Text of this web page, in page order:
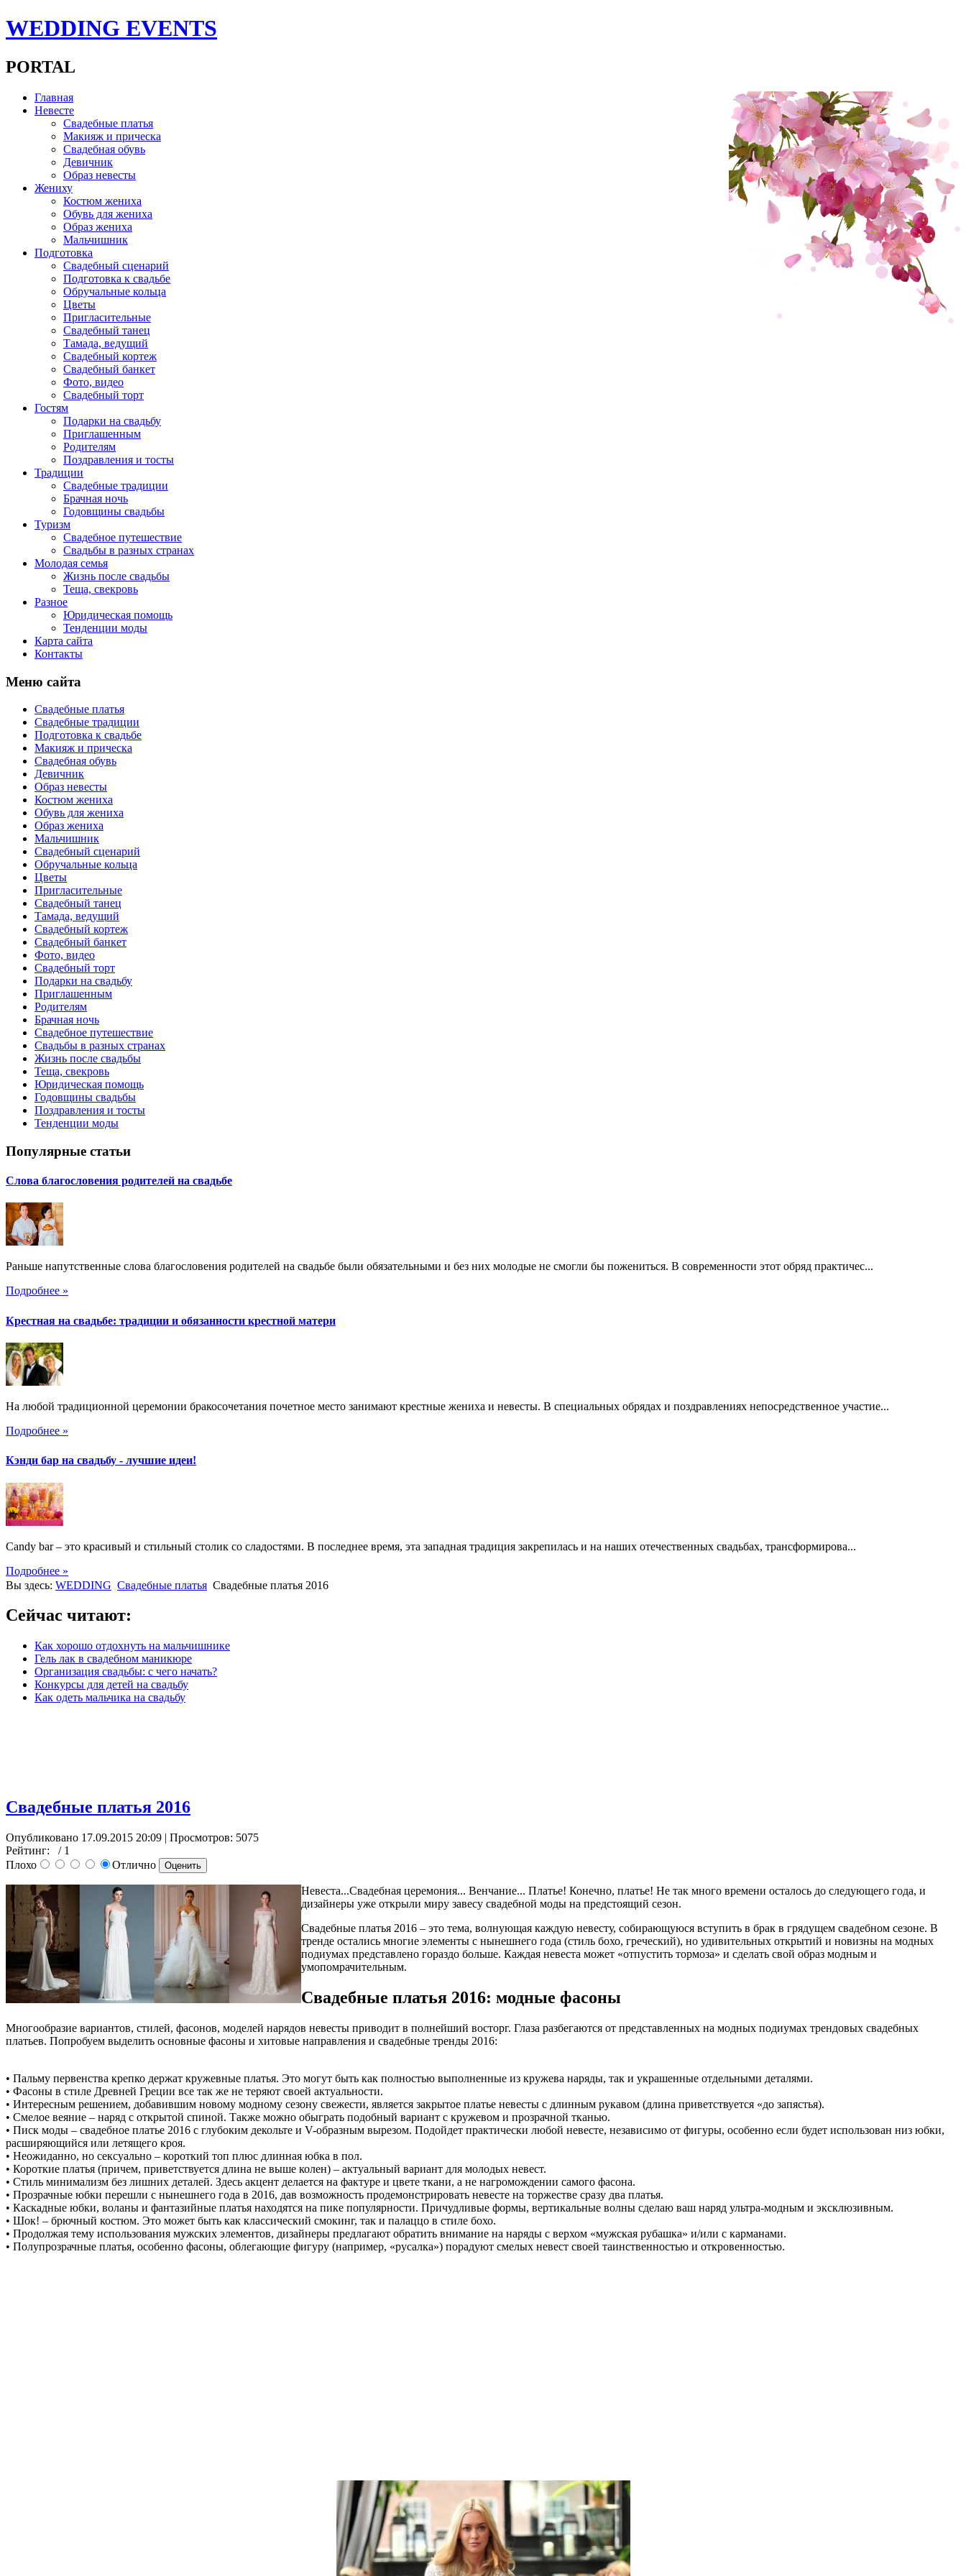
WEDDING EVENTS
PORTAL
Главная
Невесте
Свадебные платья
Макияж и прическа
Свадебная обувь
Девичник
Образ невесты
Жениху
Костюм жениха
Обувь для жениха
Образ жениха
Мальчишник
Подготовка
Свадебный сценарий
Подготовка к свадьбе
Обручальные кольца
Цветы
Пригласительные
Свадебный танец
Тамада, ведущий
Свадебный кортеж
Свадебный банкет
Фото, видео
Свадебный торт
Гостям
Подарки на свадьбу
Приглашенным
Родителям
Поздравления и тосты
Традиции
Свадебные традиции
Брачная ночь
Годовщины свадьбы
Туризм
Свадебное путешествие
Свадьбы в разных странах
Молодая семья
Жизнь после свадьбы
Теща, свекровь
Разное
Юридическая помощь
Тенденции моды
Карта сайта
Контакты
Меню сайта
Свадебные платья
Свадебные традиции
Подготовка к свадьбе
Макияж и прическа
Свадебная обувь
Девичник
Образ невесты
Костюм жениха
Обувь для жениха
Образ жениха
Мальчишник
Свадебный сценарий
Обручальные кольца
Цветы
Пригласительные
Свадебный танец
Тамада, ведущий
Свадебный кортеж
Свадебный банкет
Фото, видео
Свадебный торт
Подарки на свадьбу
Приглашенным
Родителям
Брачная ночь
Свадебное путешествие
Свадьбы в разных странах
Жизнь после свадьбы
Теща, свекровь
Юридическая помощь
Годовщины свадьбы
Поздравления и тосты
Тенденции моды
Популярные статьи
Слова благословения родителей на свадьбе
Раньше напутственные слова благословения родителей на свадьбе были обязательными и без них молодые не смогли бы пожениться. В современности этот обряд практичес...
Подробнее »
Крестная на свадьбе: традиции и обязанности крестной матери
На любой традиционной церемонии бракосочетания почетное место занимают крестные жениха и невесты. В специальных обрядах и поздравлениях непосредственное участие...
Подробнее »
Кэнди бар на свадьбу - лучшие идеи!
Candy bar – это красивый и стильный столик со сладостями. В последнее время, эта западная традиция закрепилась и на наших отечественных свадьбах, трансформирова...
Подробнее »
Вы здесь: WEDDING Свадебные платья Свадебные платья 2016
Сейчас читают:
Как хорошо отдохнуть на мальчишнике
Гель лак в свадебном маникюре
Организация свадьбы: с чего начать?
Конкурсы для детей на свадьбу
Как одеть мальчика на свадьбу
Свадебные платья 2016
Опубликовано 17.09.2015 20:09 | Просмотров: 5075
Рейтинг:
/ 1
Плохо
Отлично
Невеста...Свадебная церемония... Венчание... Платье! Конечно, платье! Не так много времени осталось до следующего года, и
дизайнеры уже открыли миру завесу свадебной моды на предстоящий сезон.
Свадебные платья 2016 – это тема, волнующая каждую невесту, собирающуюся вступить в брак в грядущем свадебном сезоне. В
тренде остались многие элементы с нынешнего года (стиль бохо, греческий), но удивительных открытий и новизны на модных
подиумах представлено гораздо больше. Каждая невеста может «отпустить тормоза» и сделать свой образ модным и
умопомрачительным.
Свадебные платья 2016: модные фасоны
Многообразие вариантов, стилей, фасонов, моделей нарядов невесты приводит в полнейший восторг. Глаза разбегаются от представленных на модных подиумах трендовых свадебных
платьев. Попробуем выделить основные фасоны и хитовые направления и свадебные тренды 2016:
• Пальму первенства крепко держат кружевные платья. Это могут быть как полностью выполненные из кружева наряды, так и украшенные отдельными деталями.
• Фасоны в стиле Древней Греции все так же не теряют своей актуальности.
• Интересным решением, добавившим новому модному сезону свежести, является закрытое платье невесты с длинным рукавом (длина приветствуется «до запястья).
• Смелое веяние – наряд с открытой спиной. Также можно обыграть подобный вариант с кружевом и прозрачной тканью.
• Писк моды – свадебное платье 2016 с глубоким декольте и V-образным вырезом. Подойдет практически любой невесте, независимо от фигуры, особенно если будет использован низ юбки,
расширяющийся или летящего кроя.
• Неожиданно, но сексуально – короткий топ плюс длинная юбка в пол.
• Короткие платья (причем, приветствуется длина не выше колен) – актуальный вариант для молодых невест.
• Стиль минимализм без лишних деталей. Здесь акцент делается на фактуре и цвете ткани, а не нагромождении самого фасона.
• Прозрачные юбки перешли с нынешнего года в 2016, дав возможность продемонстрировать невесте на торжестве сразу два платья.
• Каскадные юбки, воланы и фантазийные платья находятся на пике популярности. Причудливые формы, вертикальные волны сделаю ваш наряд ультра-модным и эксклюзивным.
• Шок! – брючный костюм. Это может быть как классический смокинг, так и палаццо в стиле бохо.
• Продолжая тему использования мужских элементов, дизайнеры предлагают обратить внимание на наряды с верхом «мужская рубашка» и/или с карманами.
• Полупрозрачные платья, особенно фасоны, облегающие фигуру (например, «русалка») порадуют смелых невест своей таинственностью и откровенностью.